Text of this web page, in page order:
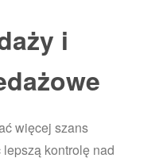
i
więcej szans
kontrolę nad